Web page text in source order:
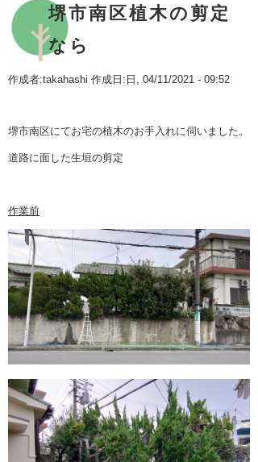
植木のお手入れ
庭園・剪定施工例
業務案内
植木・造園Q&A
堺市南区植木の剪定
なら
作成者:takahashi 作成日:日, 04/11/2021 - 09:52
堺市南区にてお宅の植木のお手入れに伺いました。
道路に面した生垣の剪定
作業前